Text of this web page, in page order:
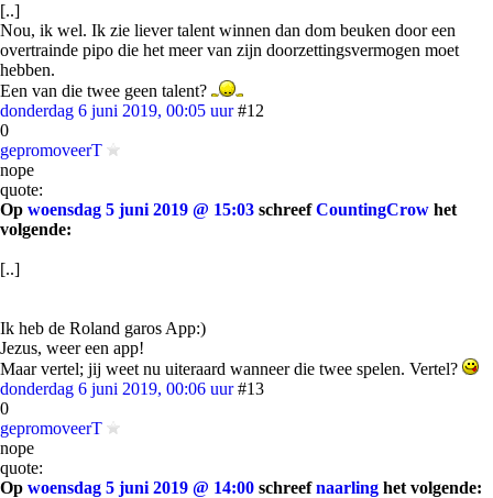
[..]
Nou, ik wel. Ik zie liever talent winnen dan dom beuken door een
overtrainde pipo die het meer van zijn doorzettingsvermogen moet
hebben.
Een van die twee geen talent?
donderdag 6 juni 2019, 00:05 uur #12
0
gepromoveerT
nope
quote:
Op woensdag 5 juni 2019 @ 15:03 schreefCountingCrow het
volgende:
[..]
Ik heb de Roland garos App:)
Jezus, weer een app!
Maar vertel; jij weet nu uiteraard wanneer die twee spelen. Vertel?
donderdag 6 juni 2019, 00:06 uur #13
0
gepromoveerT
nope
quote:
Op woensdag 5 juni 2019 @ 14:00 schreefnaarling het volgende: